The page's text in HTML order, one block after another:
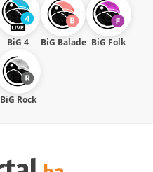
BiG 4 BiG Balade BiG Folk
BiG Rock